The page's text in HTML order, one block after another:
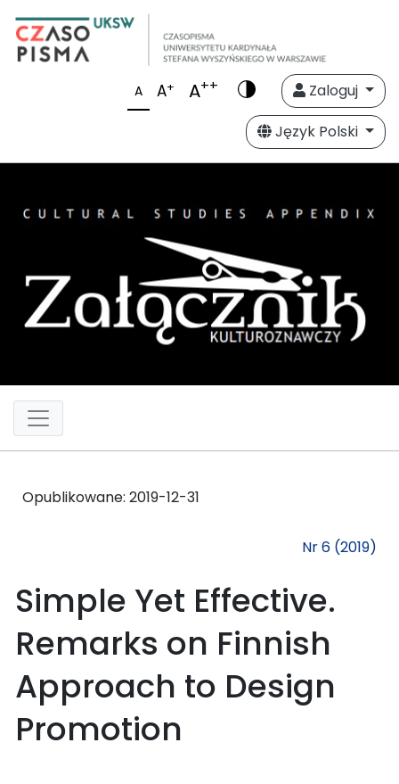
A A+ A++
Zaloguj
Język Polski
Opublikowane: 2019-12-31
Nr 6 (2019)
Simple Yet Effective.
Remarks on Finnish
Approach to Design
Promotion